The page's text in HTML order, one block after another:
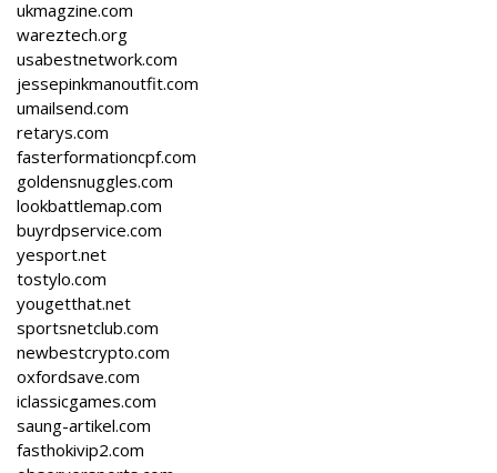
ukmagzine.com
wareztech.org
usabestnetwork.com
jessepinkmanoutfit.com
umailsend.com
retarys.com
fasterformationcpf.com
goldensnuggles.com
lookbattlemap.com
buyrdpservice.com
yesport.net
tostylo.com
yougetthat.net
sportsnetclub.com
newbestcrypto.com
oxfordsave.com
iclassicgames.com
saung-artikel.com
fasthokivip2.com